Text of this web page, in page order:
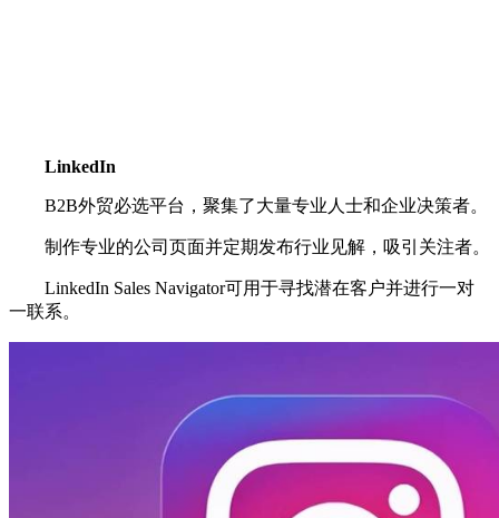
LinkedIn
B2B外贸必选平台，聚集了大量专业人士和企业决策者。
制作专业的公司页面并定期发布行业见解，吸引关注者。
LinkedIn Sales Navigator可用于寻找潜在客户并进行一对
一联系。